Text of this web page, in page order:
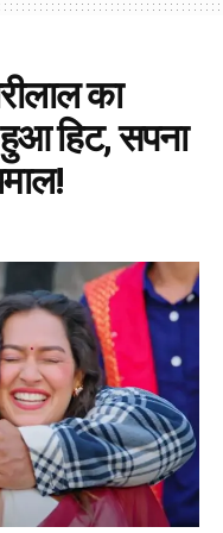
का
हुआ हिट, सपना